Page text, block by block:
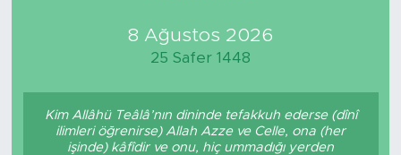
8 Ağustos 2026
25 Safer 1448
Kim Allâhü Teâlâ’nın dininde tefakkuh ederse (dînî
ilimleri öğrenirse) Allah Azze ve Celle, ona (her
işinde) kâfîdir ve onu, hiç ummadığı yerden
Sanat
Son Dakika Haberleri